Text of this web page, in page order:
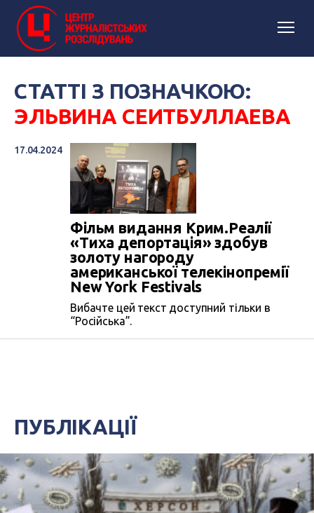
СТАТТІ З ПОЗНАЧКОЮ:
ЭЛЬВИНА СЕИТБУЛЛАЕВА
17.04.2024
Фільм видання Крим.Реалії
«Тиха депортація» здобув
золоту нагороду
американської телекінопремії
New York Festivals
Вибачте цей текст доступний тільки в
“Російська”.
ПУБЛІКАЦІЇ